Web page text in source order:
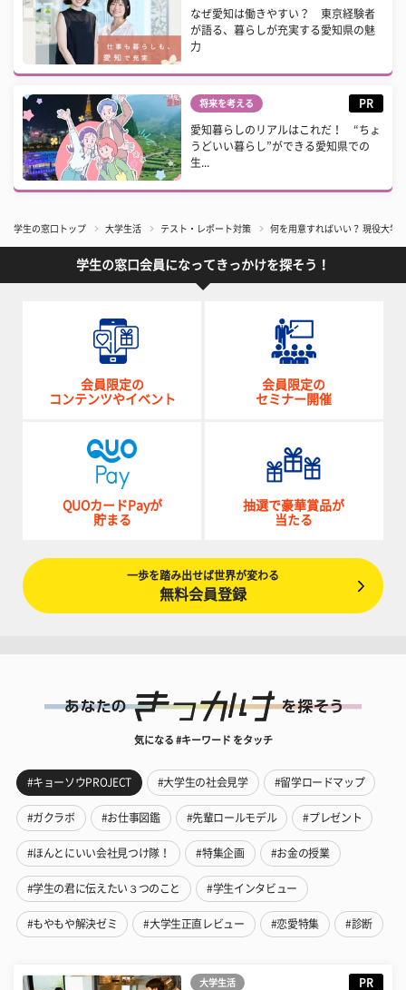
なぜ愛知は働きやすい？ 東京経験者
が語る、暮らしが充実する愛知県の魅
力
将来を考える PR
愛知暮らしのリアルはこれだ！ “ちょ
うどいい暮らし”ができる愛知県での
生...
学生の窓口トップ 大学生活 テスト・レポート対策 何を用意すればいい？ 現役大学
学生の窓口会員になってきっかけを探そう！
会員限定の
コンテンツやイベント
会員限定の
セミナー開催
QUOカードPayが
貯まる
抽選で豪華賞品が
当たる
一歩を踏み出せば世界が変わる
無料会員登録
気になる #キーワード をタッチ
#キョーソウPROJECT #大学生の社会見学 #留学ロードマップ
#ガクラボ #お仕事図鑑 #先輩ロールモデル #プレゼント
#ほんとにいい会社見つけ隊！ #特集企画 #お金の授業
#学生の君に伝えたい３つのこと #学生インタビュー
#もやもや解決ゼミ #大学生正直レビュー #恋愛特集 #診断
大学生活 PR